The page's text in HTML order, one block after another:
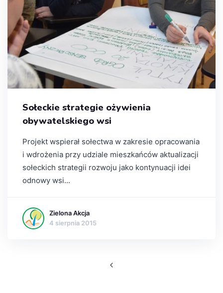
Sołeckie strategie ożywienia
obywatelskiego wsi
Projekt wspierał sołectwa w zakresie opracowania
i wdrożenia przy udziale mieszkańców aktualizacji
sołeckich strategii rozwoju jako kontynuacji idei
odnowy wsi...
Zielona Akcja
4 sierpnia 2015